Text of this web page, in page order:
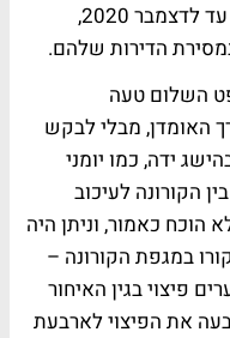
– שבו נכתב כי צפוי עיכוב במסירה עד לדצמבר 2020,
הדירות שלהם.
השלום טעה
האומדן, מבלי לבקש
ידה, כמו יומני
הקורונה לעיכוב
הוכח כאמור, וניתן היה
במגפת הקורונה –
פיצוי בגין האיחור
את הפיצוי לארבעת